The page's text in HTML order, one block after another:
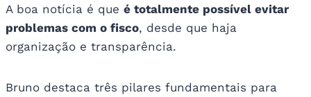
A boa notícia é que é totalmente possível evitar
problemas com o fisco, desde que haja
organização e transparência.
Bruno destaca três pilares fundamentais para